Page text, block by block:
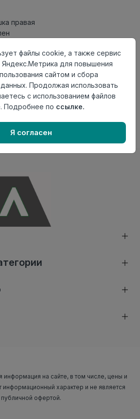
правая
в корзину
вид товара может отличаться от
настоящем сайте. Проверяйте
товара.
информация на сайте, в том числе, цены и
информационный характер и не является
публичной офертой.
файлы cookie, а также сервис
Яндекс.Метрика для повышения
сайтом и сбора
Продолжая использовать
с использованием файлов
Подробнее по ссылке.
Я согласен